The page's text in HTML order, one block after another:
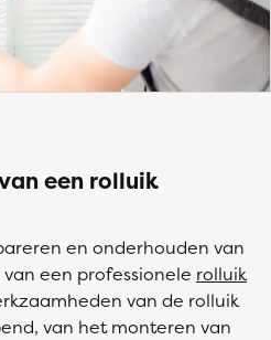
een rolluik
en onderhouden van
een professionele rolluik
van de rolluik
van het monteren van